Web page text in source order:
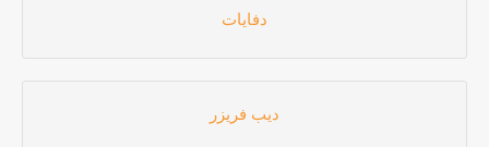
دفايات
ديب فريزر